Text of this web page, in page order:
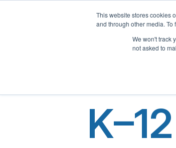
This website stores cookies
and through other media. To
We won't track
not asked to